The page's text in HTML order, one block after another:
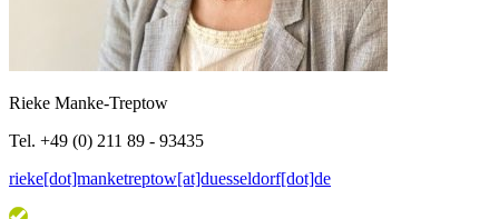
Rieke Manke-Treptow
Tel. +49 (0) 211 89 - 93435
rieke[dot]manketreptow[at]duesseldorf[dot]de